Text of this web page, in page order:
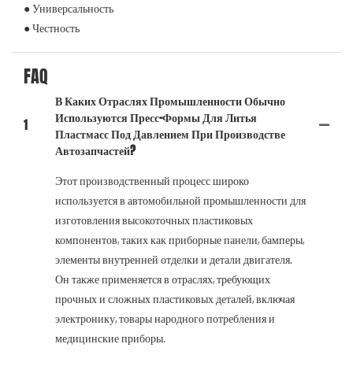
● Универсальность
● Честность
FAQ
1
В Каких Отраслях Промышленности Обычно
Используются Пресс-Формы Для Литья
Пластмасс Под Давлением При Производстве
Автозапчастей?
Этот производственный процесс широко
используется в автомобильной промышленности для
изготовления высокоточных пластиковых
компонентов, таких как приборные панели, бамперы,
элементы внутренней отделки и детали двигателя.
Он также применяется в отраслях, требующих
прочных и сложных пластиковых деталей, включая
электронику, товары народного потребления и
медицинские приборы.